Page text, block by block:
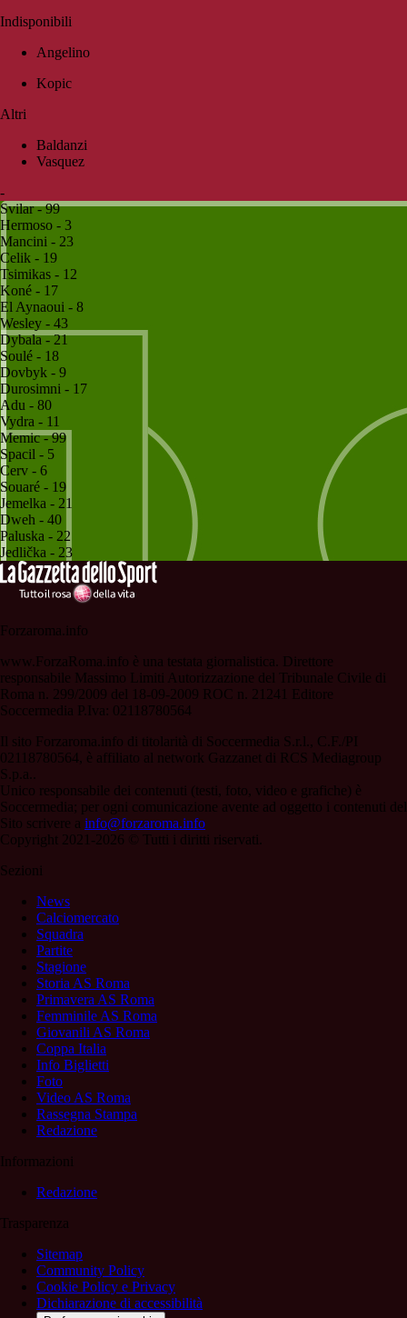
Indisponibili
Angelino
Kopic
Altri
Baldanzi
Vasquez
-
Svilar - 99
Hermoso - 3
Mancini - 23
Celik - 19
Tsimikas - 12
Koné - 17
El Aynaoui - 8
Wesley - 43
Dybala - 21
Soulé - 18
Dovbyk - 9
Durosimni - 17
Adu - 80
Vydra - 11
Memic - 99
Spacil - 5
Cerv - 6
Souaré - 19
Jemelka - 21
Dweh - 40
Paluska - 22
Jedlička - 23
Forzaroma.info
www.ForzaRoma.info è una testata giornalistica. Direttore
responsabile Massimo Limiti Autorizzazione del Tribunale Civile di
Roma n. 299/2009 del 18-09-2009 ROC n. 21241 Editore
Soccermedia P.Iva: 02118780564
Il sito Forzaroma.info di titolarità di Soccermedia S.r.l., C.F./PI
02118780564, è affiliato al network Gazzanet di RCS Mediagroup
S.p.a..
Unico responsabile dei contenuti (testi, foto, video e grafiche) è
Soccermedia; per ogni comunicazione avente ad oggetto i contenuti del
Sito scrivere a info@forzaroma.info
Copyright 2021-2026 © Tutti i diritti riservati.
Sezioni
News
Calciomercato
Squadra
Partite
Stagione
Storia AS Roma
Primavera AS Roma
Femminile AS Roma
Giovanili AS Roma
Coppa Italia
Info Biglietti
Foto
Video AS Roma
Rassegna Stampa
Redazione
Informazioni
Redazione
Trasparenza
Sitemap
Community Policy
Cookie Policy e Privacy
Dichiarazione di accessibilità